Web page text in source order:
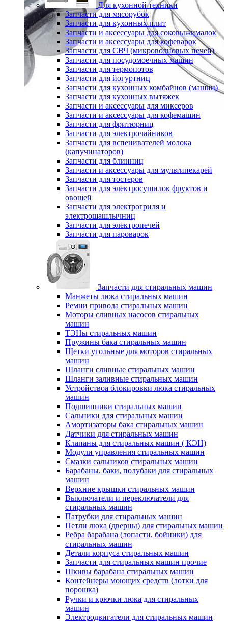
Для кухонной техники
Запчасти для мясорубок
Запчасти для кухонных плит
Запчасти и аксессуары для соковыжималок
Запчасти и аксессуары для кофеварок
Запчасти для СВЧ (микроволновых печей)
Запчасти для посудомоечных машин
Запчасти для термопотов
Запчасти для йогуртниц
Запчасти для кухонных комбайнов (машин)
Запчасти для кухонных вытяжек
Запчасти и аксессуары для миксеров
Запчасти и аксессуары для кофемашин
Запчасти для фритюрниц
Запчасти для электрочайников
Запчасти для вспенивателей молока
(капучинаторов)
Запчасти для блинниц
Запчасти и аксессуары для мультипекарей
Запчасти для тостеров
Запчасти для электросушилок фруктов и
овощей
Запчасти для электрогриля и
электрошашлычниц
Запчасти для электропечей
Запчасти для пароварок
Запчасти для стиральных машин
Манжеты люка стиральных машин
Ремни привода стиральных машин
Моторы сливных насосов стиральных
машин
ТЭНы стиральных машин
Пружины бака стиральных машин
Щетки угольные для моторов стиральных
машин
Шланги сливные стиральных машин
Шланги заливные стиральных машин
Устройствоа блокировки люка стиральных
машин
Подшипники стиральных машин
Сальники для стиральных машин
Амортизаторы бака стиральных машин
Датчики для стиральных машин
Клапаны для стиральных машин ( КЭН)
Модули управления стиральных машин
Смазки сальников стиральных машин
Барабаны, баки, полубаки для стиральных
машин
Верхние крышки стиральных машин
Выключатели и переключатели для
стиральных машин
Патрубки для стиральных машин
Петли люка (дверцы) для стиральных машин
Ребра барабана (лопасти, бойники) для
стиральных машин
Детали корпуса стиральных машин
Запчасти для стиральных машин прочие
Шкивы барабана стиральных машин
Контейнеры моющих средств (лотки для
порошка)
Ручки и крючки люка для стиральных
машин
Электродвигатели для стиральных машин